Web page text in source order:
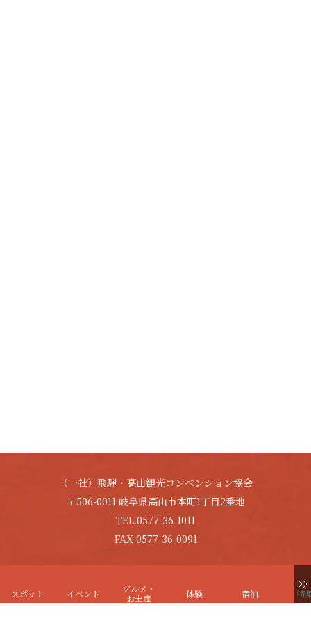
（一社）飛騨・高山観光コンベンション協会
〒506-0011 岐阜県高山市本町1丁目2番地
TEL.0577-36-1011
FAX.0577-36-0091
スポット イベント
グルメ・
お土産
体験 宿泊 特